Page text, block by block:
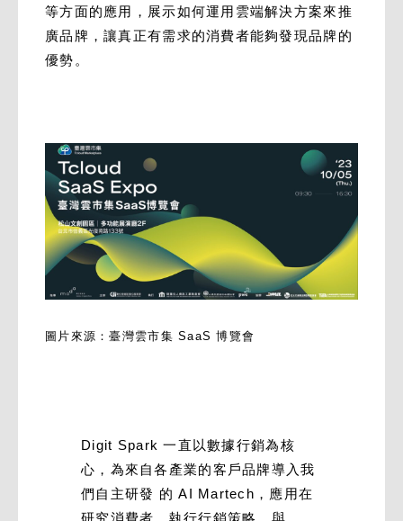
等方面的應用，展示如何運用雲端解決方案來推
廣品牌，讓真正有需求的消費者能夠發現品牌的
優勢。
圖片來源：臺灣雲市集 SaaS 博覽會
Digit Spark 一直以數據行銷為核
心，為來自各產業的客戶品牌導入我
們自主研發 的 AI Martech，應用在
研究消費者、執行行銷策略、與